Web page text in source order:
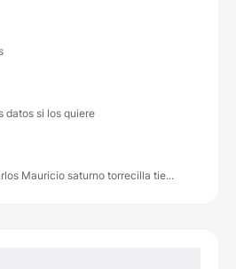
datos si los quiere
Mauricio saturno torrecilla tie...